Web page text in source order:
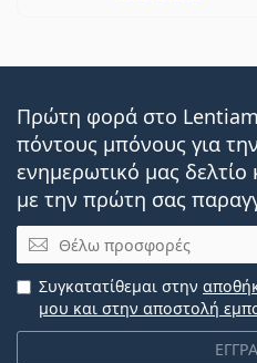
Πρώτη φορά στο
πόντους μπόνους για
ενημερωτικό μας δελτίο
με την πρώτη σας
Email
Συγκατατίθεμαι στην
μου και στην αποστολή